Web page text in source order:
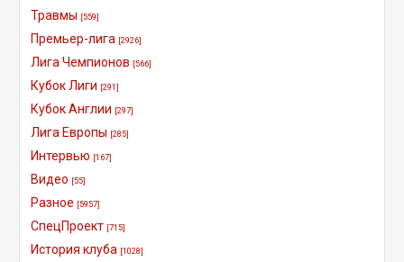
Травмы [559]
Премьер-лига [2926]
Лига Чемпионов [566]
Кубок Лиги [291]
Кубок Англии [297]
Лига Европы [285]
Интервью [167]
Видео [55]
Разное [5957]
СпецПроект [715]
История клуба [1028]